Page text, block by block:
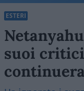
ESTERI
suoi